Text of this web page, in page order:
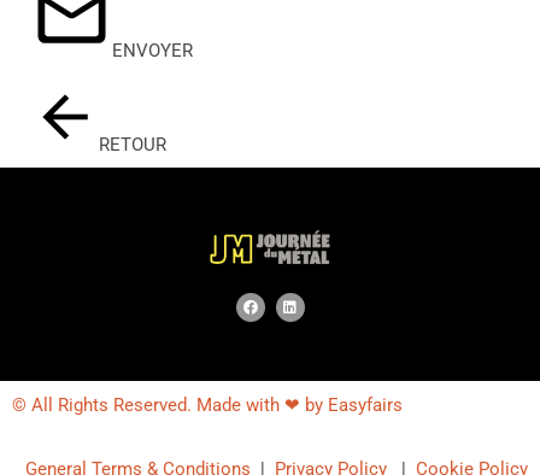
ENVOYER
RETOUR
© All Rights Reserved. Made with ❤ by Easyfairs
General Terms & Conditions | Privacy Policy | Cookie Policy